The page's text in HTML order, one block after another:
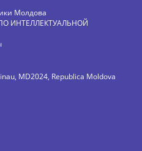
Молдова
ИНТЕЛЛЕКТУАЛЬНОЙ
MD2024, Republica Moldova